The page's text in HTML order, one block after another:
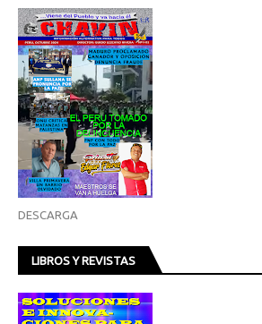
DESCARGA
LIBROS Y REVISTAS